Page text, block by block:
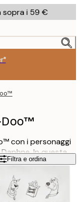
sopra i 59 €
Doo™
con i personaggi
In questa
tenui abbinati a
stampe sono
ma anche per
moda in salotto,
Filtra e ordina